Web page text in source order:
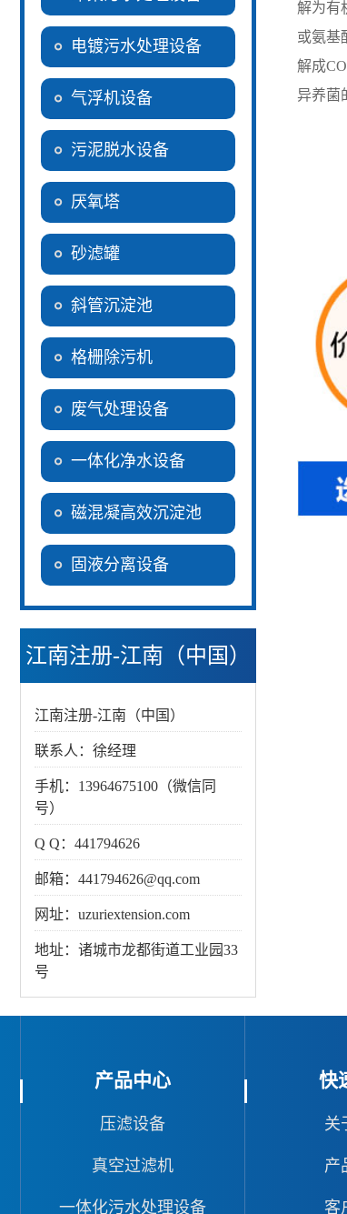
电镀污水处理设备
气浮机设备
污泥脱水设备
厌氧塔
砂滤罐
斜管沉淀池
格栅除污机
废气处理设备
一体化净水设备
磁混凝高效沉淀池
固液分离设备
江南注册-江南（中国）
江南注册-江南（中国）
联系人：徐经理
手机：13964675100（微信同
号）
Q Q：441794626
邮箱：441794626@qq.com
网址：uzuriextension.com
地址：诸城市龙都街道工业园33
号
解为有
或氨基
解成
异养菌
产品中心
压滤设备
真空过滤机
一体化污水处理设备
快
关
产
客